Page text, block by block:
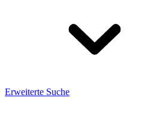
Erweiterte Suche